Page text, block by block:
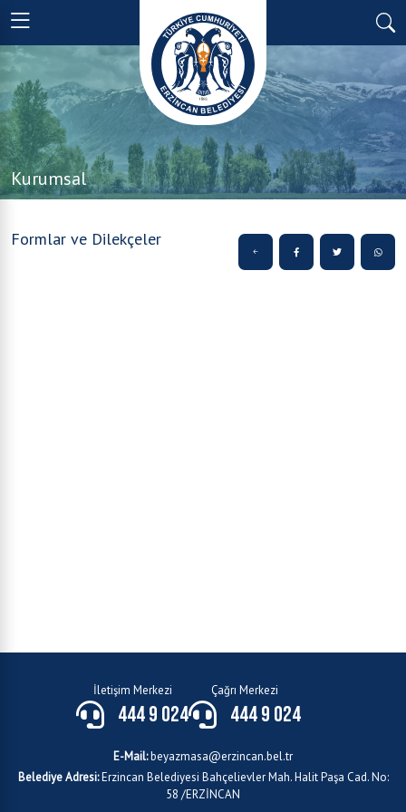
Kurumsal
Formlar ve Dilekçeler
İletişim Merkezi
444 9 024
Çağrı Merkezi
444 9 024
E-Mail:beyazmasa@erzincan.bel.tr
Belediye Adresi:Erzincan Belediyesi Bahçelievler Mah. Halit Paşa Cad. No:
58 /ERZİNCAN